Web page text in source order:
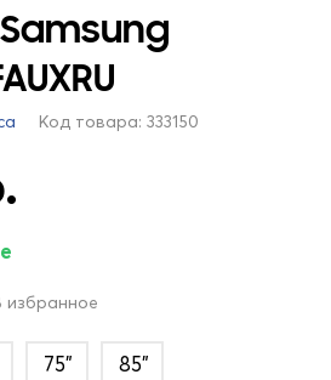
Код товара: 333150
избранное
75" 85"